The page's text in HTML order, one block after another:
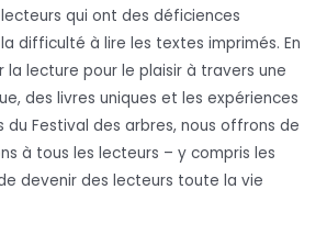
qui ont des déficiences
difficulté à lire les textes imprimés. En
la lecture pour le plaisir à travers une
des livres uniques et les expériences
du Festival des arbres, nous offrons de
à tous les lecteurs – y compris les
devenir des lecteurs toute la vie